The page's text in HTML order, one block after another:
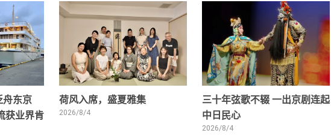
舟东京
获业界肯
荷风入席，盛夏雅集
2026/8/4
三十年弦歌不辍 一出京剧连起
中日民心
2026/8/4